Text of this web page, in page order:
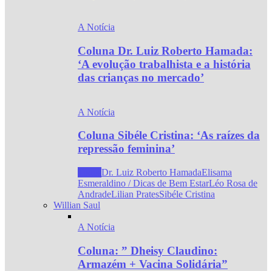
A Notícia
Coluna Dr. Luiz Roberto Hamada:
‘A evolução trabalhista e a história
das crianças no mercado’
A Notícia
Coluna Sibéle Cristina: ‘As raízes da
repressão feminina’
Dr. Luiz Roberto HamadaElisama
Esmeraldino / Dicas de Bem EstarLéo Rosa de
AndradeLilian PratesSibéle Cristina
Willian Saul
A Notícia
Coluna: ” Dheisy Claudino:
Armazém + Vacina Solidária”